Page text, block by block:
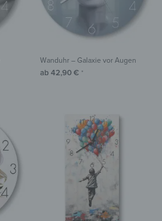
Wanduhr – Galaxie vor Augen
ab 42,90€ *